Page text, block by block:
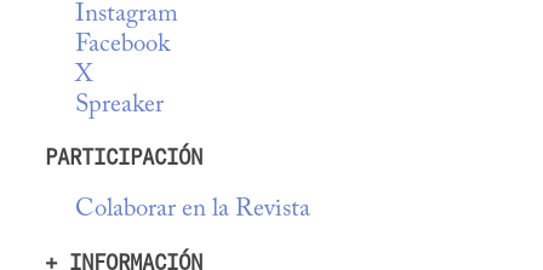
Instagram
Facebook
X
Spreaker
PARTICIPACIÓN
Colaborar en la Revista
+ INFORMACIÓN